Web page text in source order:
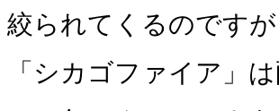
絞られてくるのです
「シカゴファイア」